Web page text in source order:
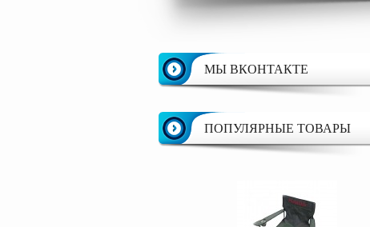
МЫ ВКОНТАКТЕ
ПОПУЛЯРНЫЕ ТОВАРЫ